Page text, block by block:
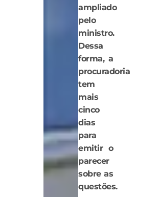
ampliado
pelo
ministro.
Dessa
forma, a
procuradoria
tem
mais
cinco
dias
para
emitir o
parecer
sobre as
questões.